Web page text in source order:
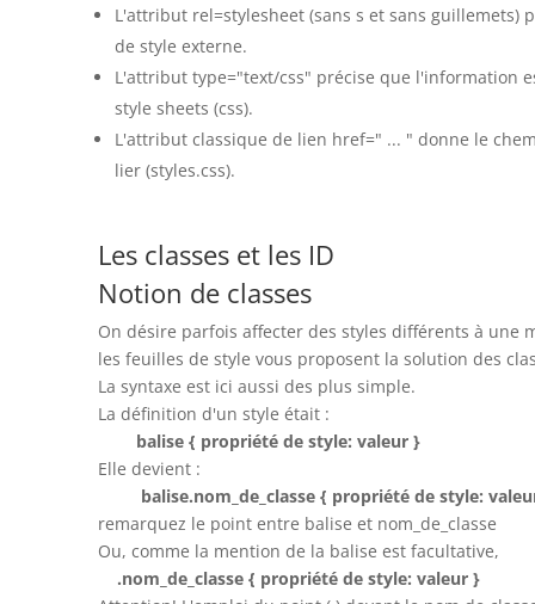
L'attribut rel=stylesheet (sans s et sans guillemets)
de style externe.
L'attribut type="text/css" précise que l'information
style sheets (css).
L'attribut classique de lien href=" ... " donne le
lier (styles.css).
Les classes et les ID
Notion de classes
On désire parfois affecter des styles différents à une
les feuilles de style vous proposent la solution des
La syntaxe est ici aussi des plus simple.
La définition d'un style était :
balise { propriété de style: valeur }
Elle devient :
balise.nom_de_classe { propriété de style:
remarquez le point entre balise et nom_de_classe
Ou, comme la mention de la balise est facultative,
.nom_de_classe { propriété de style: valeur }